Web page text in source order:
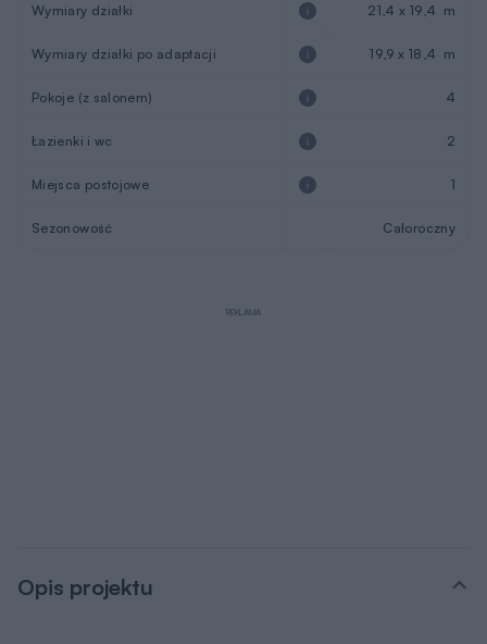
Wymiary działki 21,4 x 19,4 m
Wymiary działki po adaptacji 19,9 x 18,4 m
Pokoje (z salonem) 4
Łazienki i wc 2
Miejsca postojowe 1
Sezonowość Całoroczny
REKLAMA
Opis projektu